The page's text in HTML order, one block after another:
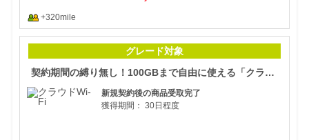
+320mile
グレード対象
契約期間の縛り無し！100GBまで自由に使える「クラウドWi-Fi」
新規契約後の商品受取完了
獲得期間： 30日程度